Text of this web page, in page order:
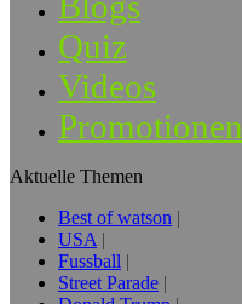
Quiz
Videos
Promotionen
Aktuelle Themen
Best of watson
USA
Fussball
Street Parade